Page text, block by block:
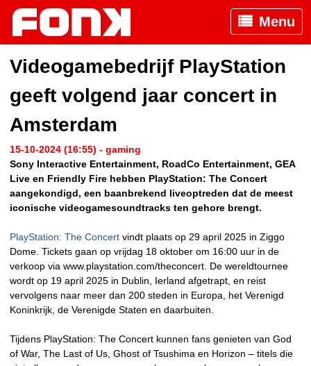
Menu
Videogamebedrijf PlayStation
geeft volgend jaar concert in
Amsterdam
15-10-2024 (16:55) - gaming
Sony Interactive Entertainment, RoadCo Entertainment, GEA
Live en Friendly Fire hebben PlayStation: The Concert
aangekondigd, een baanbrekend liveoptreden dat de meest
iconische videogamesoundtracks ten gehore brengt.
PlayStation: The Concert vindt plaats op 29 april 2025 in Ziggo
Dome. Tickets gaan op vrijdag 18 oktober om 16:00 uur in de
verkoop via www.playstation.com/theconcert. De wereldtournee
wordt op 19 april 2025 in Dublin, Ierland afgetrapt, en reist
vervolgens naar meer dan 200 steden in Europa, het Verenigd
Koninkrijk, de Verenigde Staten en daarbuiten.
Tijdens PlayStation: The Concert kunnen fans genieten van God
of War, The Last of Us, Ghost of Tsushima en Horizon – titels die